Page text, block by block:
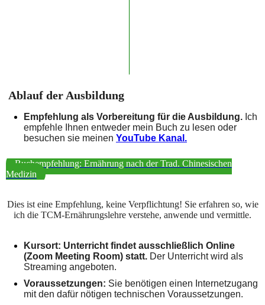
Ablauf der Ausbildung
Empfehlung als Vorbereitung für die Ausbildung. Ich
empfehle Ihnen entweder mein Buch zu lesen oder
besuchen sie meinen YouTube Kanal.
Buchempfehlung: Ernährung nach der Trad. Chinesischen
Medizin
Dies ist eine Empfehlung, keine Verpflichtung! Sie erfahren so, wie
ich die TCM-Ernährungslehre verstehe, anwende und vermittle.
Kursort: Unterricht findet ausschließlich Online
(Zoom Meeting Room) statt. Der Unterricht wird als
Streaming angeboten.
Voraussetzungen: Sie benötigen einen Internetzugang
mit den dafür nötigen technischen Voraussetzungen.